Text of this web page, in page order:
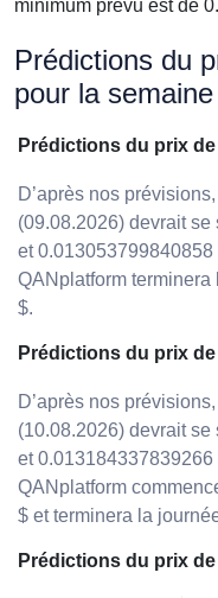
minimum prévu est de
Prédictions du
pour la semaine
Prédictions du prix
D’après nos
(09.08.2026) devrait
et
QANplatform
$.
Prédictions du prix
D’après nos
(10.08.2026) devrait
et
QANplatform
$ et terminera la
Prédictions du prix